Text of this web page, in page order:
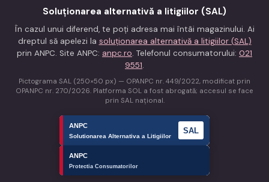
Soluționarea alternativă a litigiilor (SAL)
În cazul unui diferend, te poți adresa mai întâi magazinului. Ai
dreptul să apelezi la soluționarea alternativă a litigiilor (SAL)
prin ANPC. Site ANPC: anpc.ro. Telefonul consumatorului: 021
9551.
Pictograma SAL (250×50 px) — OPANPC nr. 449/2022, modificat prin
OPANPC nr. 270/2026. Platforma SOL a fost abrogată; accesul se face
prin SAL național.